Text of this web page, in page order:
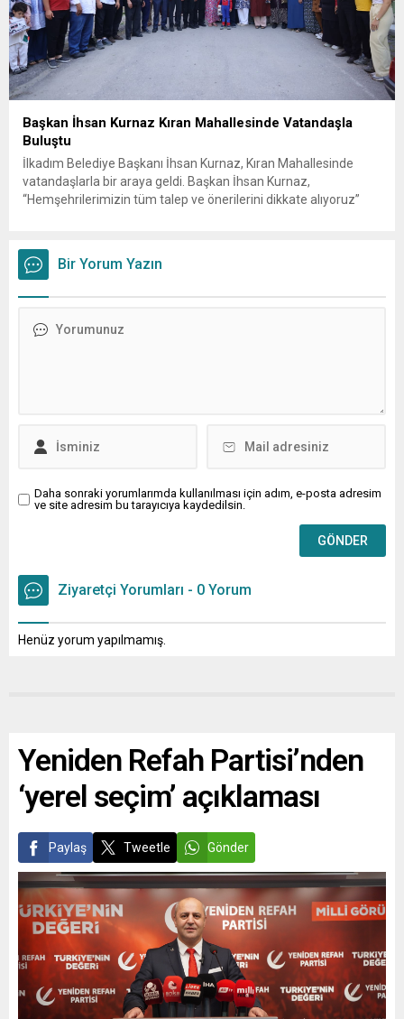
Başkan İhsan Kurnaz Kıran Mahallesinde Vatandaşla
Buluştu
İlkadım Belediye Başkanı İhsan Kurnaz, Kıran Mahallesinde
vatandaşlarla bir araya geldi. Başkan İhsan Kurnaz,
“Hemşehrilerimizin tüm talep ve önerilerini dikkate alıyoruz”
sohbet eden, onların talep ve önerileri dinleyen Başkan İhsan
Kurnaz, gelen taleplerin çözümü için...
Bir Yorum Yazın
Daha sonraki yorumlarımda kullanılması için adım, e-posta adresim
ve site adresim bu tarayıcıya kaydedilsin.
Ziyaretçi Yorumları - 0 Yorum
Henüz yorum yapılmamış.
Yeniden Refah Partisi’nden
‘yerel seçim’ açıklaması
Paylaş Tweetle Gönder